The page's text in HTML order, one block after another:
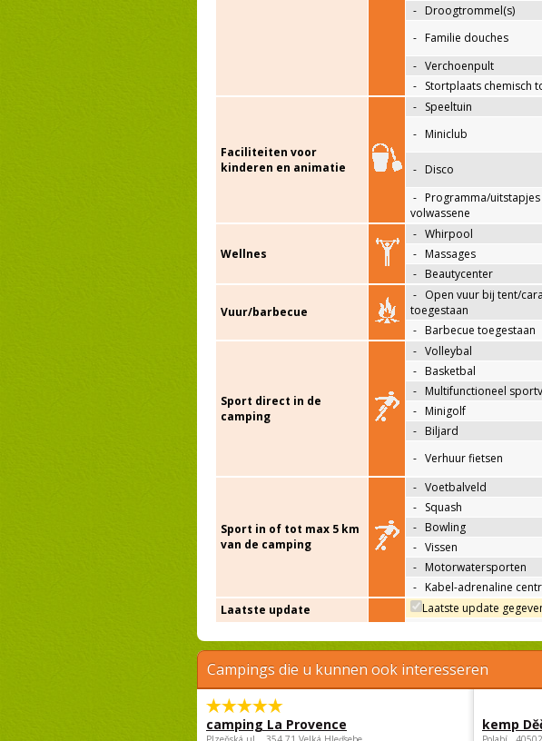
- Droogtrommel(s)
- Familie douches
- Verchoenpult
- Stortplaats chemisch
Faciliteiten voor
kinderen en animatie
- Speeltuin
- Miniclub
- Disco
- Programma/
volwassene
Wellnes
- Whirpool
- Massages
- Beautycenter
Vuur/barbecue
- Open vuur bij tent/
toegestaan
- Barbecue toegestaan
Sport direct in de
camping
- Volleybal
- Basketbal
- Multifunctioneel
- Minigolf
- Biljard
- Verhuur fietsen
Sport in of tot max 5 km
van de camping
- Voetbalveld
- Squash
- Bowling
- Vissen
- Motorwatersporten
- Kabel-adrenaline
Laatste update
Laatste update
Campings die u kunnen ook interesseren
camping La Provence kemp